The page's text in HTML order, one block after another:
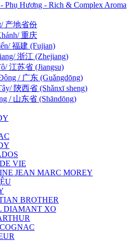
Phụ Hương - Rich & Complex Aroma
产地省份
重庆
福建 (Fujian)
浙江 (Zhejiang)
江苏省 (Jiangsu)
/ 广东 (Guǎngdōng)
陝西省 (Shǎnxī sheng)
/ 山东省 (Shāndōng)
VIE
JEAN MARC MOREY
BROTHER
DIAMANT XO